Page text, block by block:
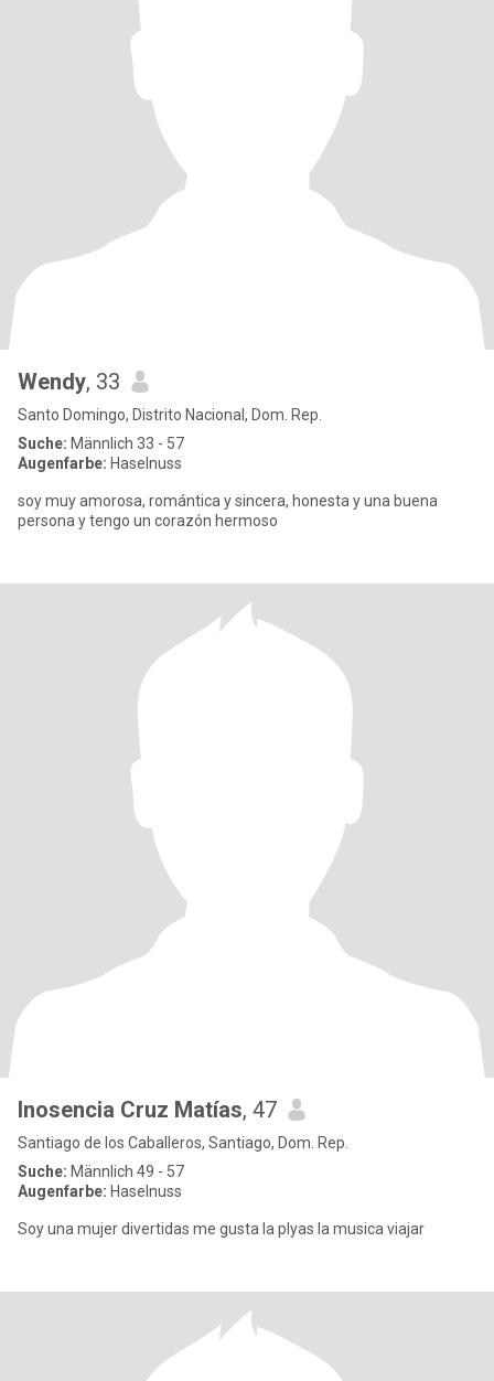
Wendy, 33
Santo Domingo, Distrito Nacional, Dom. Rep.
Suche: Männlich 33 - 57
Augenfarbe: Haselnuss
soy muy amorosa, romántica y sincera, honesta y una buena
persona y tengo un corazón hermoso
Inosencia Cruz Matías, 47
Santiago de los Caballeros, Santiago, Dom. Rep.
Suche: Männlich 49 - 57
Augenfarbe: Haselnuss
Soy una mujer divertidas me gusta la plyas la musica viajar